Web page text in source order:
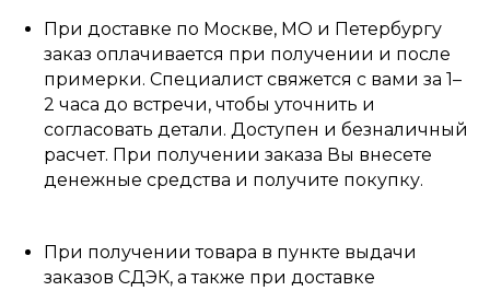
При доставке по Москве, МО и Петербургу
заказ оплачивается при получении и после
примерки. Специалист свяжется с вами за 1–
2 часа до встречи, чтобы уточнить и
согласовать детали. Доступен и безналичный
расчет. При получении заказа Вы внесете
денежные средства и получите покупку.
При получении товара в пункте выдачи
заказов СДЭК, а также при доставке